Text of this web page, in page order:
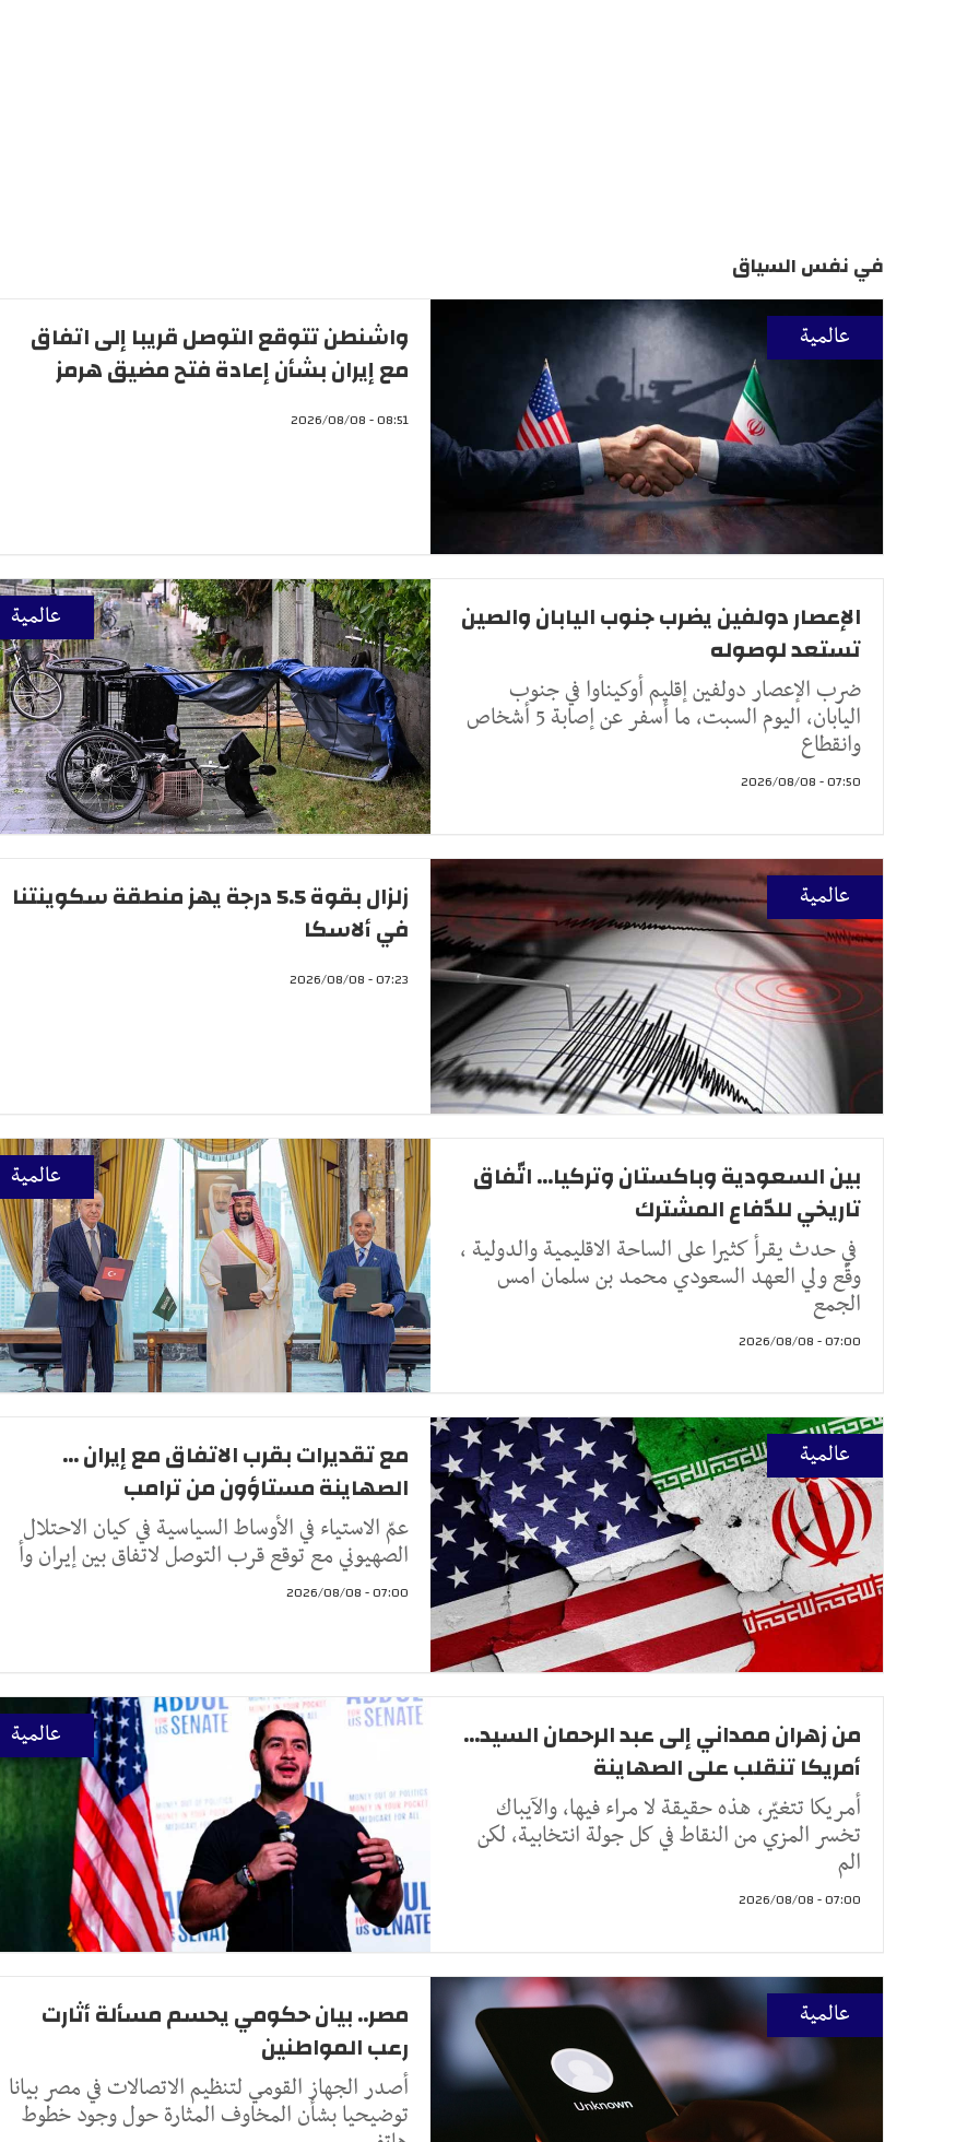
في نفس السياق
عالمية
واشنطن تتوقع التوصل قريبا إلى اتفاق
مع إيران بشأن إعادة فتح مضيق هرمز
08:51 - 2026/08/08
عالمية
الإعصار دولفين يضرب جنوب اليابان والصين
تستعد لوصوله
ضرب الإعصار دولفين إقليم أوكيناوا في جنوب
اليابان، اليوم السبت، ما أسفر عن إصابة 5 أشخاص
وانقطاع
07:50 - 2026/08/08
عالمية
زلزال بقوة 5.5 درجة يهز منطقة سكوينتنا
في ألاسكا
07:23 - 2026/08/08
عالمية
بين السعودية وباكستان وتركيا... اتّفاق
تاريخي للدّفاع المشترك
في حدث يقرأ كثيرا على الساحة الاقليمية والدولية ،
وقّع ولي العهد السعودي محمد بن سلمان امس
الجمع
07:00 - 2026/08/08
عالمية
مع تقديرات بقرب الاتفاق مع إيران ...
الصهاينة مستاؤون من ترامب
عمّ الاستياء في الأوساط السياسية في كيان الاحتلال
الصهيوني مع توقع قرب التوصل لاتفاق بين إيران وأ
07:00 - 2026/08/08
عالمية
من زهران ممداني إلى عبد الرحمان السيد...
أمريكا تنقلب على الصهاينة
أمريكا تتغيّر، هذه حقيقة لا مراء فيها، والآيباك
تخسر المزي من النقاط في كل جولة انتخابية، لكن
الم
07:00 - 2026/08/08
عالمية
مصر.. بيان حكومي يحسم مسألة أثارت
رعب المواطنين
أصدر الجهاز القومي لتنظيم الاتصالات في مصر بيانا
توضيحيا بشأن المخاوف المثارة حول وجود خطوط